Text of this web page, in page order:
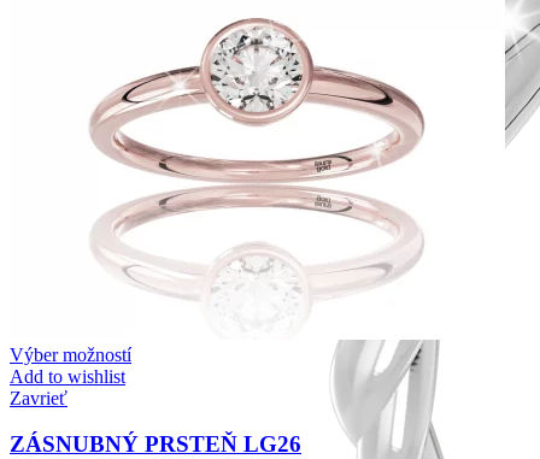
Výber možností
Add to wishlist
Zavrieť
ZÁSNUBNÝ PRSTEŇ LG26